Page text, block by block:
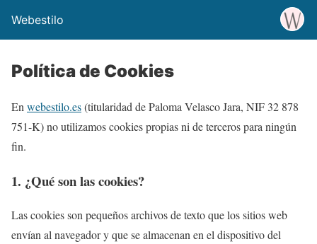
Webestilo
Política de Cookies
En webestilo.es(titularidad de Paloma Velasco Jara, NIF 32 878
751-K) no utilizamos cookies propias ni de terceros para ningún
fin.
1. ¿Qué son las cookies?
Las cookies son pequeños archivos de texto que los sitios web
envían al navegador y que se almacenan en el dispositivo del